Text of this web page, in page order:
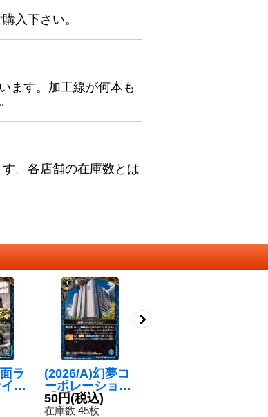
入下さい。
ます。加工線が何本も
。各店舗の在庫数とは
ラ
プ
ー
マ
(2026/A)幻夢コ
ーポレーション
【C】{26RCB0
1-060}《青》
50円(税込)
在庫数 45枚